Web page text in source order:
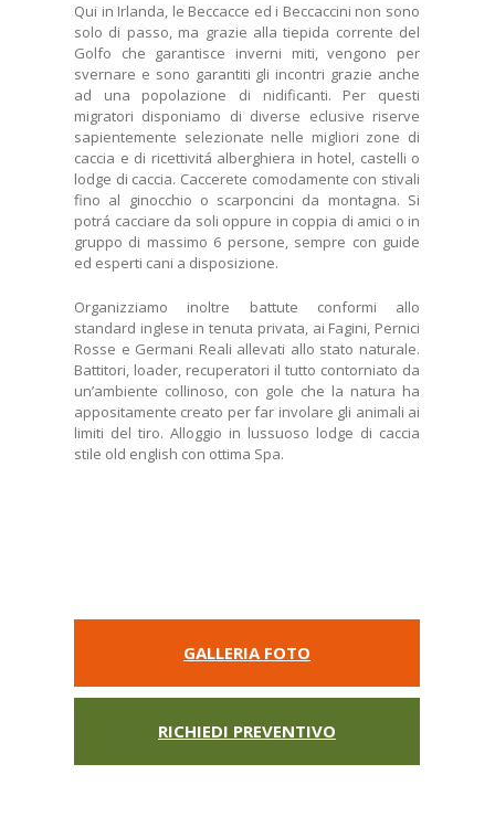
Qui in Irlanda, le Beccacce ed i Beccaccini non sono
solo di passo, ma grazie alla tiepida corrente del
Golfo che garantisce inverni miti, vengono per
svernare e sono garantiti gli incontri grazie anche
ad una popolazione di nidificanti. Per questi
migratori disponiamo di diverse eclusive riserve
sapientemente selezionate nelle migliori zone di
caccia e di ricettivitá alberghiera in hotel, castelli o
lodge di caccia. Caccerete comodamente con stivali
fino al ginocchio o scarponcini da montagna. Si
potrá cacciare da soli oppure in coppia di amici o in
gruppo di massimo 6 persone, sempre con guide
ed esperti cani a disposizione.
Organizziamo inoltre battute conformi allo
standard inglese in tenuta privata, ai Fagini, Pernici
Rosse e Germani Reali allevati allo stato naturale.
Battitori, loader, recuperatori il tutto contorniato da
un’ambiente collinoso, con gole che la natura ha
appositamente creato per far involare gli animali ai
limiti del tiro. Alloggio in lussuoso lodge di caccia
stile old english con ottima Spa.
GALLERIA FOTO
RICHIEDI PREVENTIVO